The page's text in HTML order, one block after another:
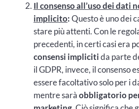
Il consenso all’uso dei dati
implicito:Questo è uno dei
stare più attenti. Con le
precedenti, in certi casi era
consensi implicitida parte
il GDPR, invece, il consenso
essere facoltativo solo per i
mentre saràobbligatorio